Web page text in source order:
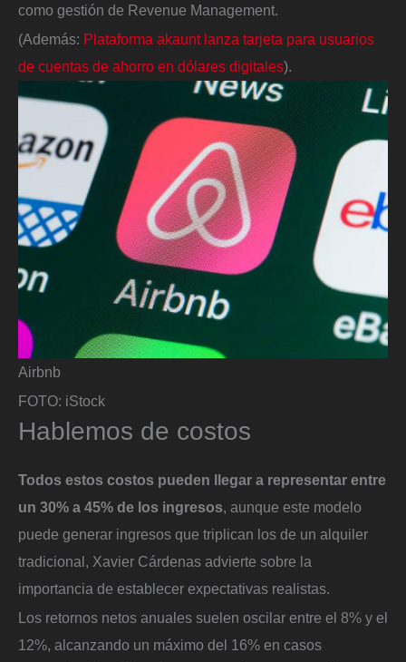
como gestión de Revenue Management.
(Además: Plataforma akaunt lanza tarjeta para usuarios
de cuentas de ahorro en dólares digitales).
Airbnb
FOTO: iStock
Hablemos de costos
Todos estos costos pueden llegar a representar entre
un 30% a 45% de los ingresos, aunque este modelo
puede generar ingresos que triplican los de un alquiler
tradicional, Xavier Cárdenas advierte sobre la
importancia de establecer expectativas realistas.
Los retornos netos anuales suelen oscilar entre el 8% y el
12%, alcanzando un máximo del 16% en casos